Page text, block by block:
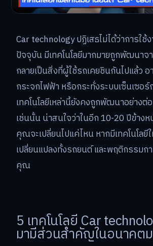
Car technology ปฏิเสธไม่ได้ว่าการใ
ปัจจุบัน มีเทคโนโลยีมากมายถูกพัฒนา
กลายเป็นสิ่งที่ผู้ใช้รถเคยชินกันไปแล้ว อ
กระจกไฟฟ้า หรือกระทั่งระบบเซ็นเซอร์
เทคโนโลยีเหล่านี้ยังคงถูกพัฒนาอย่างต่
เช่นนั้น น่าสนใจว่าในอีก 10-20 ปีข้าง
คุณจะเปลี่ยนไปแค่ไหน หากมีเทคโนโลยี
เปลี่ยนแปลงทั้งรถยนต์ และพฤติกรรมก
คุณ
5 เทคโนโลยี Car
มามีส่วนสำคัญในอนาคต